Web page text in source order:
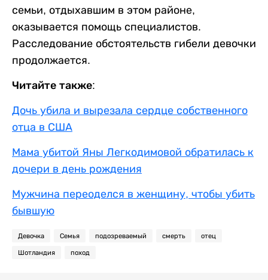
семьи, отдыхавшим в этом районе,
оказывается помощь специалистов.
Расследование обстоятельств гибели девочки
продолжается.
Читайте также:
Дочь убила и вырезала сердце собственного
отца в США
Мама убитой Яны Легкодимовой обратилась к
дочери в день рождения
Мужчина переоделся в женщину, чтобы убить
бывшую
Девочка Семья подозреваемый смерть отец
Шотландия поход